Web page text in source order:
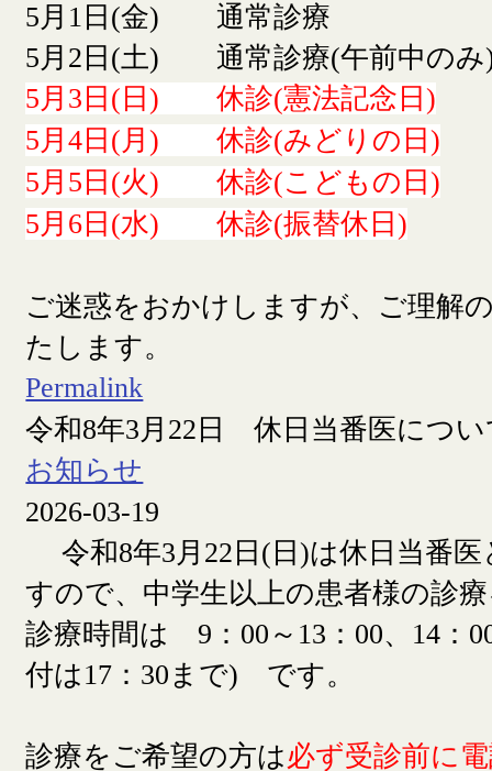
5月1日(金) 通常診療
5月2日(土) 通常診療(午前中のみ
5月3日(日) 休診(憲法記念日)
5月4日(月) 休診(みどりの日)
5月5日(火) 休診(こどもの日)
5月6日(水) 休診(振替休日)
ご迷惑をおかけしますが、ご理解
たします。
Permalink
令和8年3月22日 休日当番医につい
お知らせ
2026-03-19
令和8年3月22日(日)は休日当番
すので、中学生以上の患者様の診
診療時間は 9：00～13：00、14：
付は17：30まで) です。
診療をご希望の方は必ず受診前に